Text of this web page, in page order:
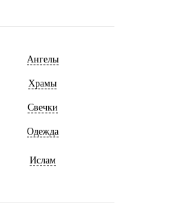
Ангелы
Храмы
Свечки
Одежда
Ислам